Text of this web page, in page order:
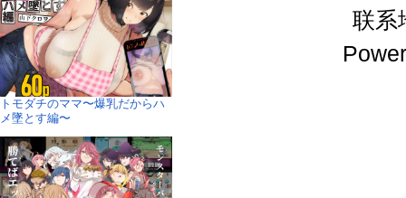
联系
トモダチのママ〜爆乳だからハ
メ墜とす編〜